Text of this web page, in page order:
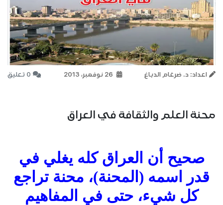
اعداد: د. ضرغام الدباغ 0 تعليق
محنة العلم والثقافة في العراق
صحيح أن العراق كله يغلي في
قدر اسمه (المحنة)، محنة تراجع
كل شيء، حتى في المفاهيم